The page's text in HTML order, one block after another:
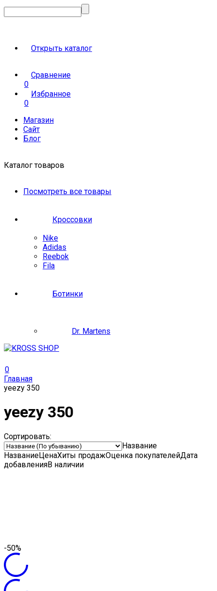
Открыть каталог
Сравнение
0
Избранное
0
Магазин
Сайт
Блог
Каталог товаров
Посмотреть все товары
Кроссовки
Nike
Adidas
Reebok
Fila
Ботинки
Dr. Martens
0
Главная
yeezy 350
yeezy 350
Сортировать:
Название
НазваниеЦенаХиты продажОценка покупателейДата
добавленияВ наличии
-50%